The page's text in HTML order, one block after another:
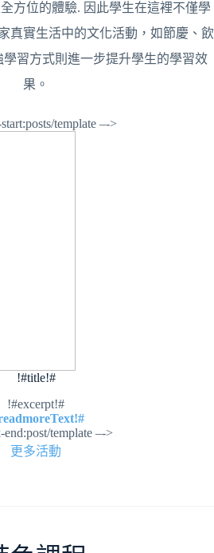
方位的體驗. 因此學生在這裡不僅學
真實生活中的文化活動，如節慶、飲
習方式則進一步提升學生的學習效
果。
template –->
!#title!#
!#excerpt!#
end:post/template –->
更多活動